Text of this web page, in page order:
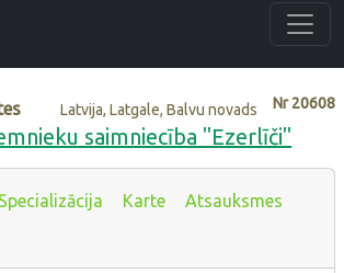
Nr20608
Latvija, Latgale, Balvu novads
saimniecība "Ezerlīči"
Specializācija Karte Atsauksmes